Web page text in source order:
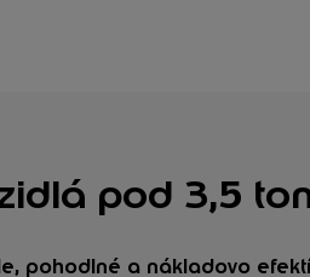
pod 3,5
pohodlné a nákladovo